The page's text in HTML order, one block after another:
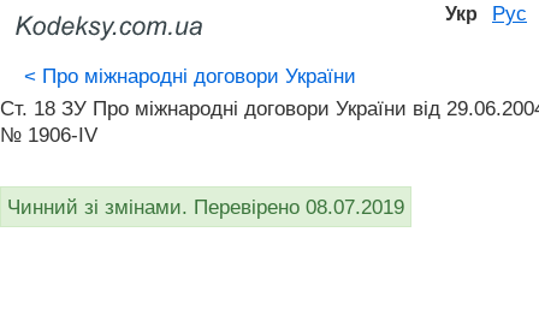
Укр Рус
< Про міжнародні договори України
Ст. 18 ЗУ Про міжнародні договори України від
№ 1906-IV
Чинний зі змінами. Перевірено 08.07.2019